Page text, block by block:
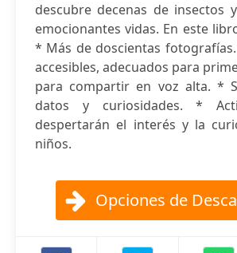
descubre decenas de insectos
emocionantes vidas. En este
* Más de doscientas
accesibles, adecuados para
para compartir en voz alta. *
datos y curiosidades. *
despertarán el interés y la
niños.
Opciones de